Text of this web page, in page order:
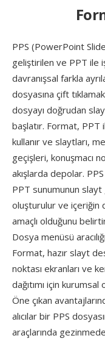
PPS (PowerPoint
geliştirilen ve PPT ile
davranışsal farkla
dosyasına çift
dosyayı doğrudan
başlatır. Format, PPT
kullanır ve slaytları,
geçişleri, konuşmacı
akışlarda depolar.
PPT sunumunun
oluşturulur ve içeriğin
amaçlı olduğunu
Dosya menüsü
Format, hazır slayt
noktası ekranları ve
dağıtımı için
Öne çıkan
alıcılar bir PPS
araçlarında